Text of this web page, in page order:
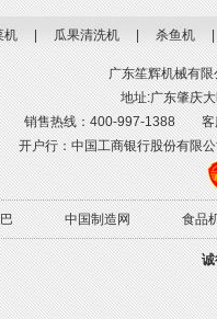
机 瓜果清洗机 杀鱼机
广东笙辉机械有
地址:广东肇庆
销售热线：400-997-1388 客
开户行：中国工商银行股份有
中国制造网 食品